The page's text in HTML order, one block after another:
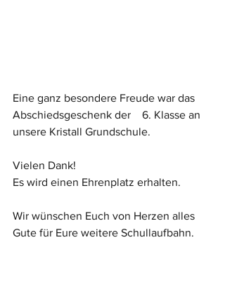
Eine ganz besondere Freude war das
Abschiedsgeschenk der    6. Klasse an
unsere Kristall Grundschule.
Vielen Dank!
Es wird einen Ehrenplatz erhalten.
Wir wünschen Euch von Herzen alles
Gute für Eure weitere Schullaufbahn.